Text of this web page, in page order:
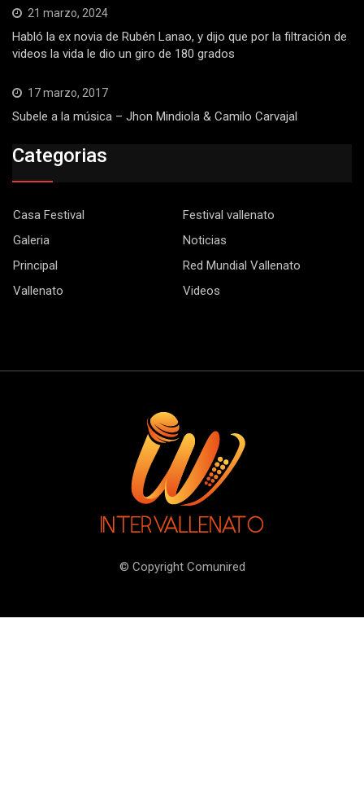
21 marzo, 2024
Habló la ex novia de Rubén Lanao, y dijo que por la filtración de
videos la vida le dio un giro de 180 grados
17 marzo, 2017
Subele a la música – Jhon Mindiola & Camilo Carvajal
Categorias
Casa Festival
Festival vallenato
Galeria
Noticias
Principal
Red Mundial Vallenato
Vallenato
Videos
© Copyright Comunired